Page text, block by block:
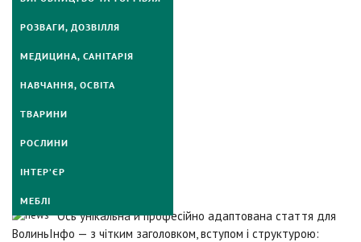
РОЗВАГИ, ДОЗВІЛЛЯ
МЕДИЦИНА, САНІТАРІЯ
НАВЧАННЯ, ОСВІТА
ТВАРИНИ
РОСЛИНИ
ІНТЕР’ЄР
МЕБЛІ
Ось унікальна й професійно адаптована стаття для
ВолиньІнфо — з чітким заголовком, вступом і структурою: